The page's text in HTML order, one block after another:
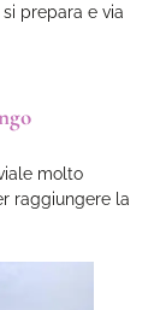
prepara e via
molto
raggiungere la